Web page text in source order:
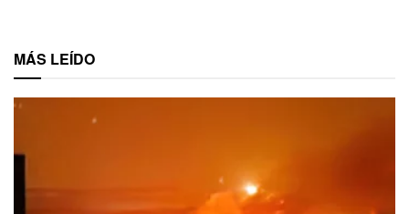
MÁS LEÍDO